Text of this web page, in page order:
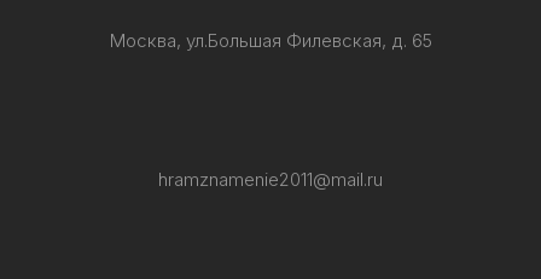
Москва, ул.Большая Филевская, д. 65
hramznamenie2011@mail.ru